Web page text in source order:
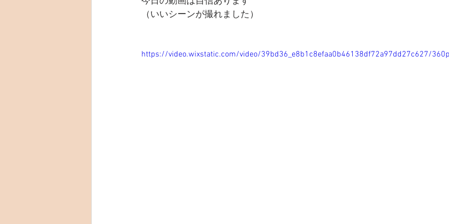
（いいシーンが撮れました）
https://video.wixstatic.com/video/39bd36_e8b1c8efaa0b46138df72a97dd27c627/